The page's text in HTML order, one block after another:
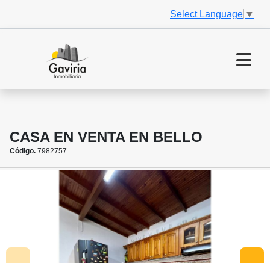
Select Language ▼
CASA EN VENTA EN BELLO
Código. 7982757